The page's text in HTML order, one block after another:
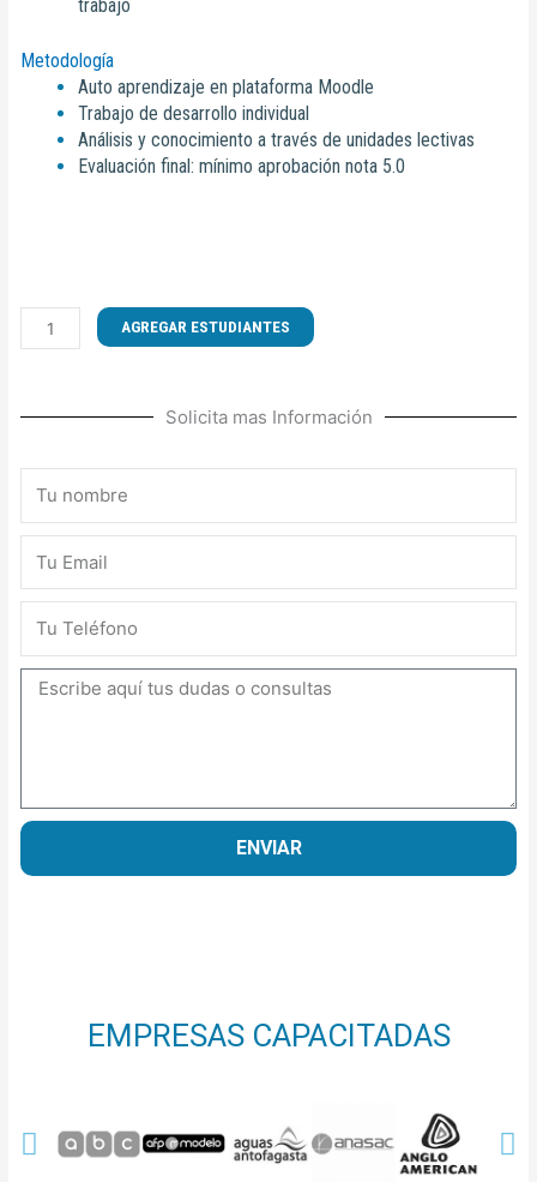
trabajo
Metodología
Auto aprendizaje en plataforma Moodle
Trabajo de desarrollo individual
Análisis y conocimiento a través de unidades lectivas
Evaluación final: mínimo aprobación nota 5.0
CURSO
DE
cantidad
AGREGAR ESTUDIANTES
Solicita mas Información
Mensaje
ENVIAR
EMPRESAS CAPACITADAS